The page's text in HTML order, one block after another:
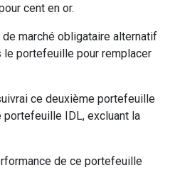
cent en or.
marché obligataire alternatif
portefeuille pour remplacer
ce deuxième portefeuille
IDL, excluant la
de ce portefeuille